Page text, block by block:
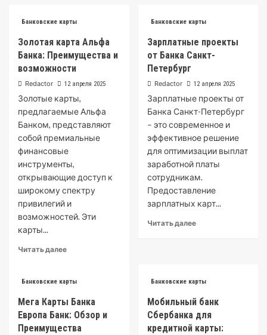
Банковские карты
Золотая карта Альфа
Банка: Преимущества и
возможности
Redactor 12 апреля 2025
Золотые карты,
предлагаемые Альфа
Банком, представляют
собой премиальные
финансовые
инструменты,
открывающие доступ к
широкому спектру
привилегий и
возможностей. Эти
карты...
Читать далееRead
Золотая
Альфа
Банка:
Преимущества
Банковские карты
Зарплатные проекты
от Банка Санкт-
Петербург
Redactor 12 апреля 2025
Зарплатные проекты от
Банка Санкт-Петербург
– это современное и
эффективное решение
для оптимизации выплат
заработной платы
сотрудникам.
Предоставление
зарплатных карт...
Читать далееRead
от
Санкт-
Петербург
Банковские карты
Мега Карты Банка
Европа Банк: Обзор и
Преимущества
Банковские карты
Мобильный банк
Сбербанка для
кредитной карты: